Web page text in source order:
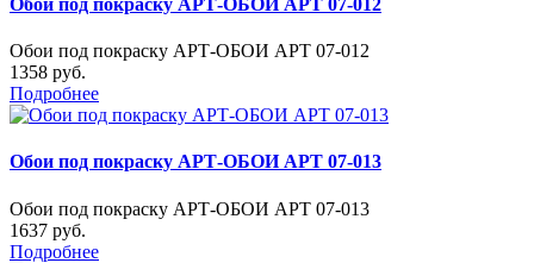
Обои под покраску АРТ-ОБОИ АРТ 07-012
1358 руб.
Подробнее
Обои под покраску АРТ-ОБОИ АРТ 07-013
Обои под покраску АРТ-ОБОИ АРТ 07-013
1637 руб.
Подробнее